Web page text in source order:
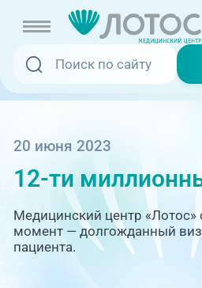
Специалисты
Акции
Записаться онлайн
Вызвать скорую
Медицина на дому
Телемедицина
20 июня 2023
12-ти
Медицинский центр
момент — долгожданный
пациента.